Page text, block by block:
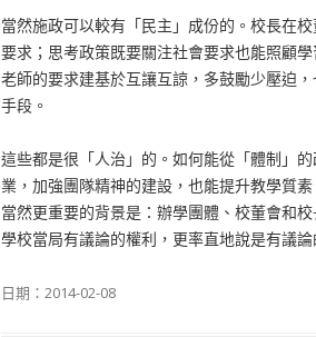
當然施政可以較有「民主」成份的。校長在
要求；思考政策既要關注社會要求也能照顧
老師的要求建基於互讓互諒，多鼓勵少壓迫
手段。
這些都是很「人治」的。如何能從「體制」
業，加強團隊精神的建設，也能提升教學質
當然更重要的背景是：辦學團體、校董會和
學校當局有議論的權利，更率直地說是有議論
日期： 2014-02-08